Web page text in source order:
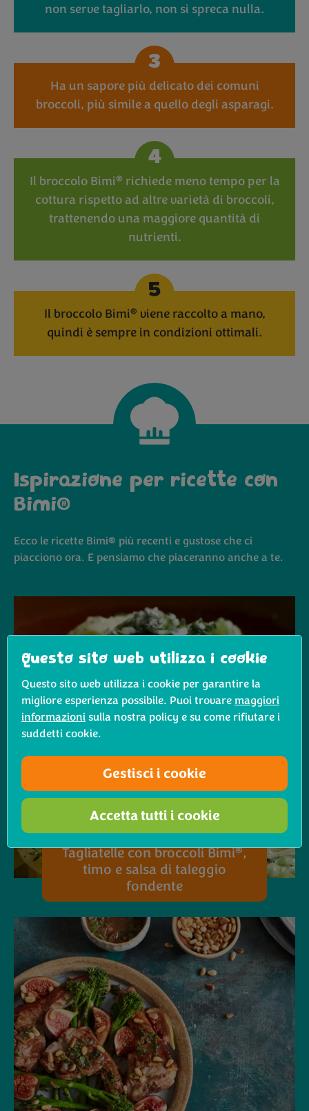
non serve tagliarlo, non si spreca nulla.
3
Ha un sapore più delicato dei comuni
broccoli, più simile a quello degli asparagi.
4
Il broccolo Bimi® richiede meno tempo per la
cottura rispetto ad altre varietà di broccoli,
trattenendo una maggiore quantità di
nutrienti.
5
Il broccolo Bimi® viene raccolto a mano,
quindi è sempre in condizioni ottimali.
Ispirazione per ricette con
Bimi®
Ecco le ricette Bimi® più recenti e gustose che ci
piacciono ora. E pensiamo che piaceranno anche a te.
Tagliatelle con broccoli Bimi®,
timo e salsa di taleggio
fondente
Questo sito web utilizza i cookie
Questo sito web utilizza i cookie per garantire la
migliore esperienza possibile. Puoi trovare maggiori
informazionisulla nostra policy e su come rifiutare i
suddetti cookie.
Gestisci i cookie
Accetta tutti i cookie